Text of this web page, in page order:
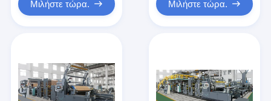
Περίπου εμείς
Μιλήστε τώρα. Μιλήστε τώρα.